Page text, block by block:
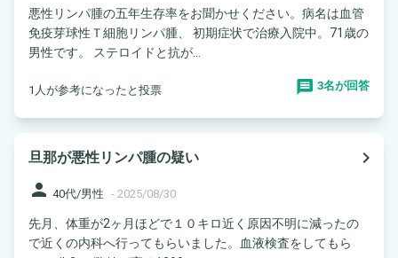
悪性リンパ腫の五年生存率をお聞かせください。病名は血管
免疫芽球性Ｔ細胞リンパ腫、 初期症状で治療入院中。71歳の
男性です。 ステロイドと抗が...
1人が参考になったと投票 3名が回答
旦那が悪性リンパ腫の疑い
navigate_next
person 40代/男性 - 2025/08/30
先月、体重が2ヶ月ほどで１０キロ近く原因不明に減ったの
で近くの内科へ行ってもらいました。血液検査をしてもら